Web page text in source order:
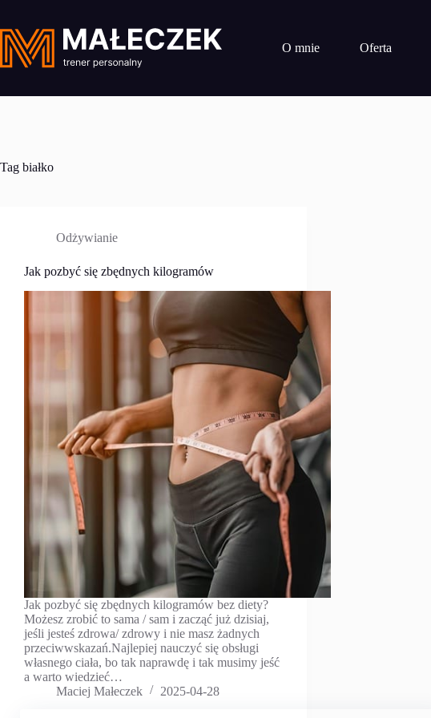
treści
O mnie
Oferta
Tag białko
Odżywianie
Jak pozbyć się zbędnych kilogramów
Jak pozbyć się zbędnych kilogramów bez diety?
Możesz zrobić to sama / sam i zacząć już dzisiaj,
jeśli jesteś zdrowa/ zdrowy i nie masz żadnych
przeciwwskazań.Najlepiej nauczyć się obsługi
własnego ciała, bo tak naprawdę i tak musimy jeść
a warto wiedzieć…
Maciej Małeczek
2025-04-28